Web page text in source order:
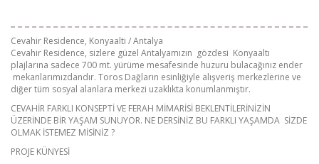
Cevahir Residence, Konyaalti / Antalya
Cevahir Residence, sizlere güzel Antalyamızın gözdesi Konyaaltı
plajlarına sadece 700 mt. yürüme mesafesinde huzuru bulacağınız ender
mekanlarımızdandır. Toros Dağların esinliğiyle alışveriş merkezlerine ve
diğer tüm sosyal alanlara merkezi uzaklıkta konumlanmıştır.
CEVAHİR FARKLI KONSEPTİ VE FERAH MİMARİSİ BEKLENTİLERİNİZİN
ÜZERİNDE BİR YAŞAM SUNUYOR. NE DERSİNİZ BU FARKLI YAŞAMDA SİZDE
OLMAK İSTEMEZ MİSİNİZ ?
PROJE KÜNYESİ